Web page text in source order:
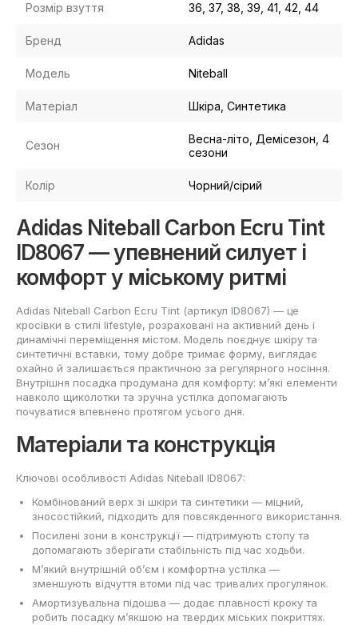
Розмір взуття 36, 37, 38, 39, 41, 42, 44
Бренд Adidas
Модель Niteball
Матеріал Шкіра, Синтетика
Сезон
Весна-літо, Демісезон, 4
сезони
Колір Чорний/сірий
Adidas Niteball Carbon Ecru Tint
ID8067 — упевнений силует і
комфорт у міському ритмі
Adidas Niteball Carbon Ecru Tint (артикул ID8067) — це
кросівки в стилі lifestyle, розраховані на активний день і
динамічні переміщення містом. Модель поєднує шкіру та
синтетичні вставки, тому добре тримає форму, виглядає
охайно й залишається практичною за регулярного носіння.
Внутрішня посадка продумана для комфорту: м’які елементи
навколо щиколотки та зручна устілка допомагають
почуватися впевнено протягом усього дня.
Матеріали та конструкція
Ключові особливості Adidas Niteball ID8067:
Комбінований верх зі шкіри та синтетики — міцний,
зносостійкий, підходить для повсякденного використання.
Посилені зони в конструкції — підтримують стопу та
допомагають зберігати стабільність під час ходьби.
М’який внутрішній об’єм і комфортна устілка —
зменшують відчуття втоми під час тривалих прогулянок.
Амортизувальна підошва — додає плавності кроку та
робить посадку м’якшою на твердих міських покриттях.